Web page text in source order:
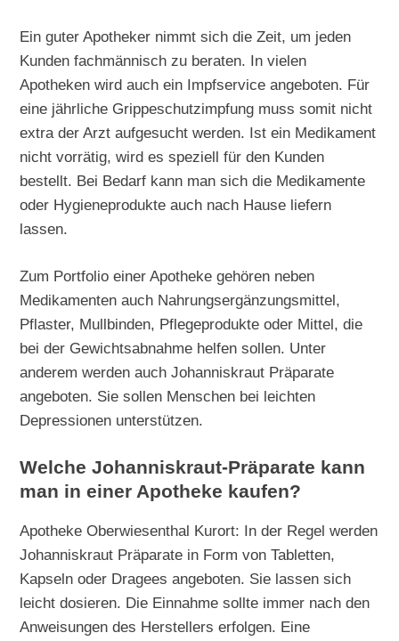
Ein guter Apotheker nimmt sich die Zeit, um jeden
Kunden fachmännisch zu beraten. In vielen
Apotheken wird auch ein Impfservice angeboten. Für
eine jährliche Grippeschutzimpfung muss somit nicht
extra der Arzt aufgesucht werden. Ist ein Medikament
nicht vorrätig, wird es speziell für den Kunden
bestellt. Bei Bedarf kann man sich die Medikamente
oder Hygieneprodukte auch nach Hause liefern
lassen.
Zum Portfolio einer Apotheke gehören neben
Medikamenten auch Nahrungsergänzungsmittel,
Pflaster, Mullbinden, Pflegeprodukte oder Mittel, die
bei der Gewichtsabnahme helfen sollen. Unter
anderem werden auch Johanniskraut Präparate
angeboten. Sie sollen Menschen bei leichten
Depressionen unterstützen.
Welche Johanniskraut-Präparate kann
man in einer Apotheke kaufen?
Apotheke Oberwiesenthal Kurort: In der Regel werden
Johanniskraut Präparate in Form von Tabletten,
Kapseln oder Dragees angeboten. Sie lassen sich
leicht dosieren. Die Einnahme sollte immer nach den
Anweisungen des Herstellers erfolgen. Eine